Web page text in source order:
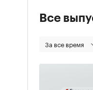
Все
За все время